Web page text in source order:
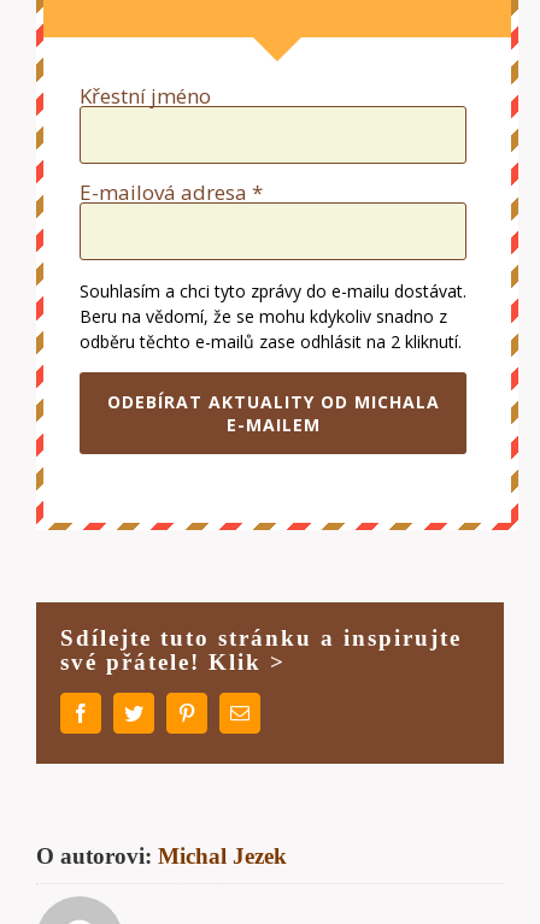
Křestní jméno
E-mailová adresa *
Souhlasím a chci tyto zprávy do e-mailu dostávat.
Beru na vědomí, že se mohu kdykoliv snadno z
odběru těchto e-mailů zase odhlásit na 2 kliknutí.
ODEBÍRAT AKTUALITY OD MICHALA
E-MAILEM
Sdílejte tuto stránku a inspirujte
své přátele! Klik >
FacebookTwitter PinterestE-
mail
O autorovi: Michal Jezek